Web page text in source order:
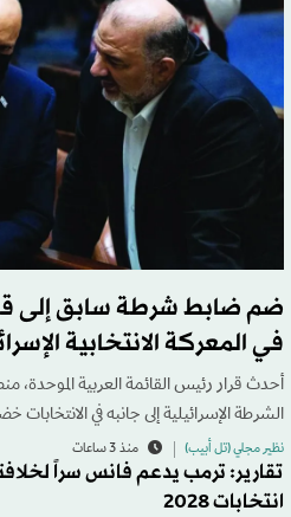
ضم ضابط شرطة سابق إلى
في المعركة الانتخابية
أحدث قرار رئيس القائمة العربية الموحدة،
الشرطة الإسرائيلية إلى جانبه في الانتخابات
نظير مجلي (تل أبيب) منذ 3 ساعات
تقارير: ترمب يدعم فانس سراً
انتخابات 2028